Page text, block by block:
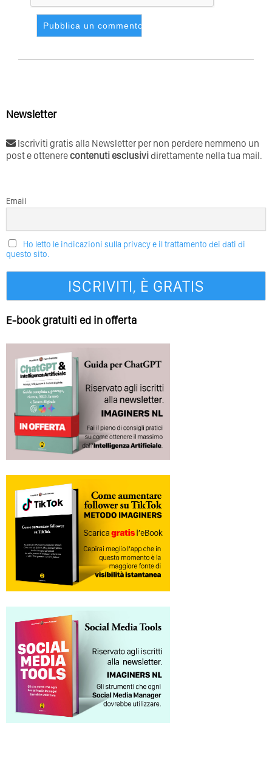
Newsletter
Iscriviti gratis alla Newsletter per non perdere nemmeno un
post e ottenerecontenuti esclusividirettamente nella tua mail.
Email
Ho letto le indicazioni sulla privacy e il trattamento dei dati di
questo sito.
E-book gratuiti ed in offerta